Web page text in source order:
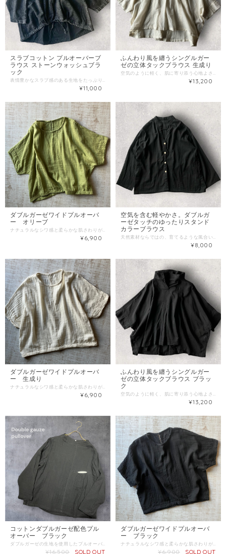
スラブコットン プルオーバーブ
ラウス ストーンウォッシュブラ
ック
¥11,000
ふんわり風を纏うシングルガー
ゼの立体タックブラウス 生成り
¥13,200
ダブルガーゼワイドプルオーバ
ー オリーブ
¥6,900
空気を含む軽やかさ。ダブルガ
ーゼタッチのゆったりスタンド
カラーブラウス
¥8,000
ダブルガーゼワイドプルオーバ
ー 生成り
¥6,900
ふんわり風を纏うシングルガー
ゼの立体タックブラウス ブラッ
ク
¥13,200
コットンダブルガーゼ配色プル
オーバー ブラック
¥16,500 SOLD OUT
ダブルガーゼワイドプルオーバ
ー ブラック
¥6,900 SOLD OUT